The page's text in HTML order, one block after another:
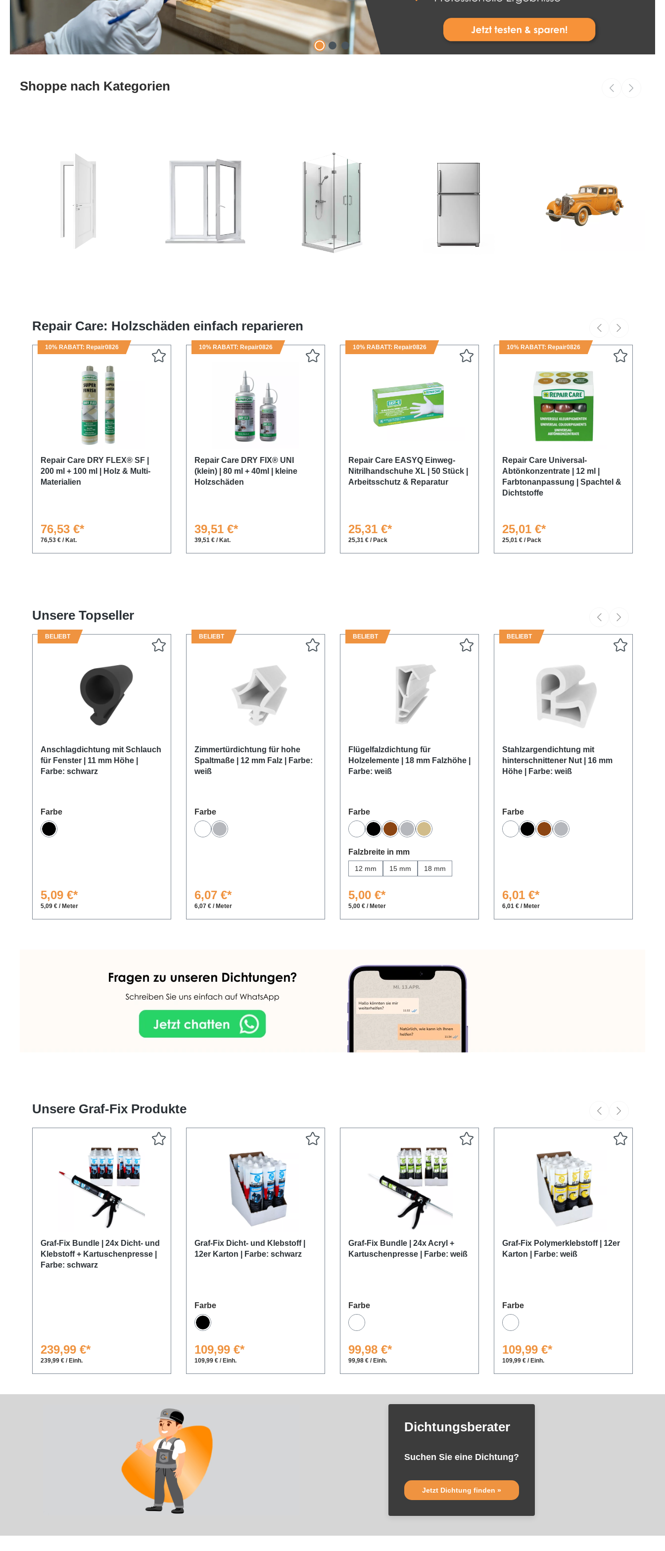
Shoppe nach Kategorien
Produktgalerie überspringen
Repair Care: Holzschäden einfach reparieren
10% RABATT: Repair0826
Repair Care DRY FLEX® SF |
200 ml + 100 ml | Holz & Multi-
Materialien
76,53 €*
76,53 € / Kat.
10% RABATT: Repair0826
Repair Care DRY FIX® UNI
(klein) | 80 ml + 40ml | kleine
Holzschäden
39,51 €*
39,51 € / Kat.
10% RABATT: Repair0826
Repair Care EASYQ Einweg-
Nitrilhandschuhe XL | 50 Stück |
Arbeitsschutz & Reparatur
25,31 €*
25,31 € / Pack
10% RABATT: Repair0826
Repair Care Universal-
Abtönkonzentrate | 12 ml |
Farbtonanpassung | Spachtel &
Dichtstoffe
25,01 €*
25,01 € / Pack
Produktgalerie überspringen
Unsere Topseller
BELIEBT
Anschlagdichtung mit Schlauch
für Fenster | 11 mm Höhe |
Farbe: schwarz
Farbeauswählen
Schwarz
5,09 €*
5,09 € / Meter
BELIEBT
Zimmertürdichtung für hohe
Spaltmaße | 12 mm Falz | Farbe:
weiß
Farbeauswählen
WeißGrau
6,07 €*
6,07 € / Meter
BELIEBT
Flügelfalzdichtung für
Holzelemente | 18 mm Falzhöhe |
Farbe: weiß
Farbeauswählen
WeißSchwarzBraunGrauBeige
Falzbreite in mmauswählen
12 mm 15 mm 18 mm
5,00 €*
5,00 € / Meter
BELIEBT
Stahlzargendichtung mit
hinterschnittener Nut | 16 mm
Höhe | Farbe: weiß
Farbeauswählen
WeißSchwarzBraunGrau
6,01 €*
6,01 € / Meter
Produktgalerie überspringen
Unsere Graf-Fix Produkte
Graf-Fix Bundle | 24x Dicht- und
Klebstoff + Kartuschenpresse |
Farbe: schwarz
239,99 €*
239,99 € / Einh.
Graf-Fix Dicht- und Klebstoff |
12er Karton | Farbe: schwarz
Farbeauswählen
Schwarz
109,99 €*
109,99 € / Einh.
Graf-Fix Bundle | 24x Acryl +
Kartuschenpresse | Farbe: weiß
Farbeauswählen
Weiß
99,98 €*
99,98 € / Einh.
Graf-Fix Polymerklebstoff | 12er
Karton | Farbe: weiß
Farbeauswählen
Weiß
109,99 €*
109,99 € / Einh.
Dichtungsberater
Suchen Sie eine Dichtung?
Jetzt Dichtung finden »